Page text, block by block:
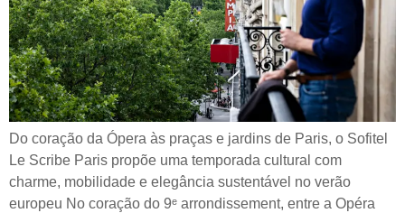
Do coração da Ópera às praças e jardins de Paris, o Sofitel
Le Scribe Paris propõe uma temporada cultural com
charme, mobilidade e elegância sustentável no verão
europeu No coração do 9ᵉ arrondissement, entre a Opéra